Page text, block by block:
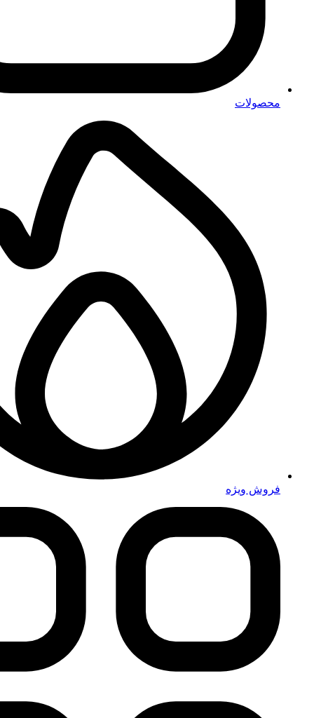
محصولات
فروش ویژه